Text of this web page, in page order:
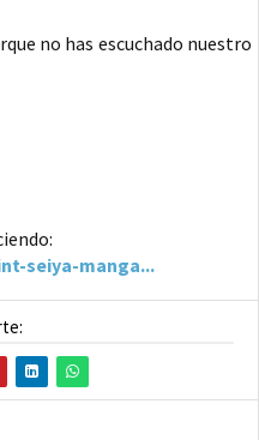
no has escuchado nuestro
seiya-manga...